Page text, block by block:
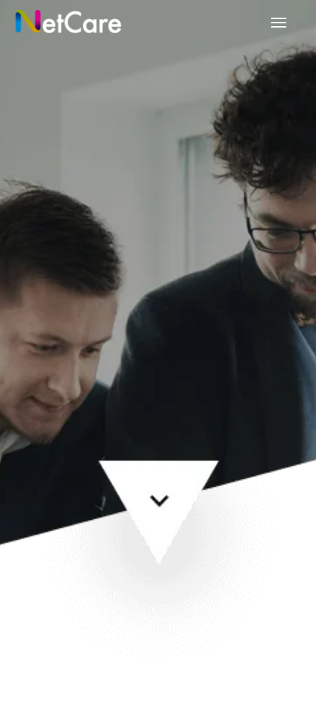
탐
메